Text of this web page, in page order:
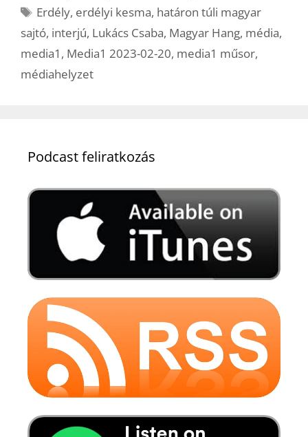
Címkék
Erdély, erdélyi kesma, határon túli magyar
sajtó, interjú, Lukács Csaba, Magyar Hang, média,
media1 , Media1 2023-02-20, media1 műsor,
médiahelyzet
Podcast feliratkozás